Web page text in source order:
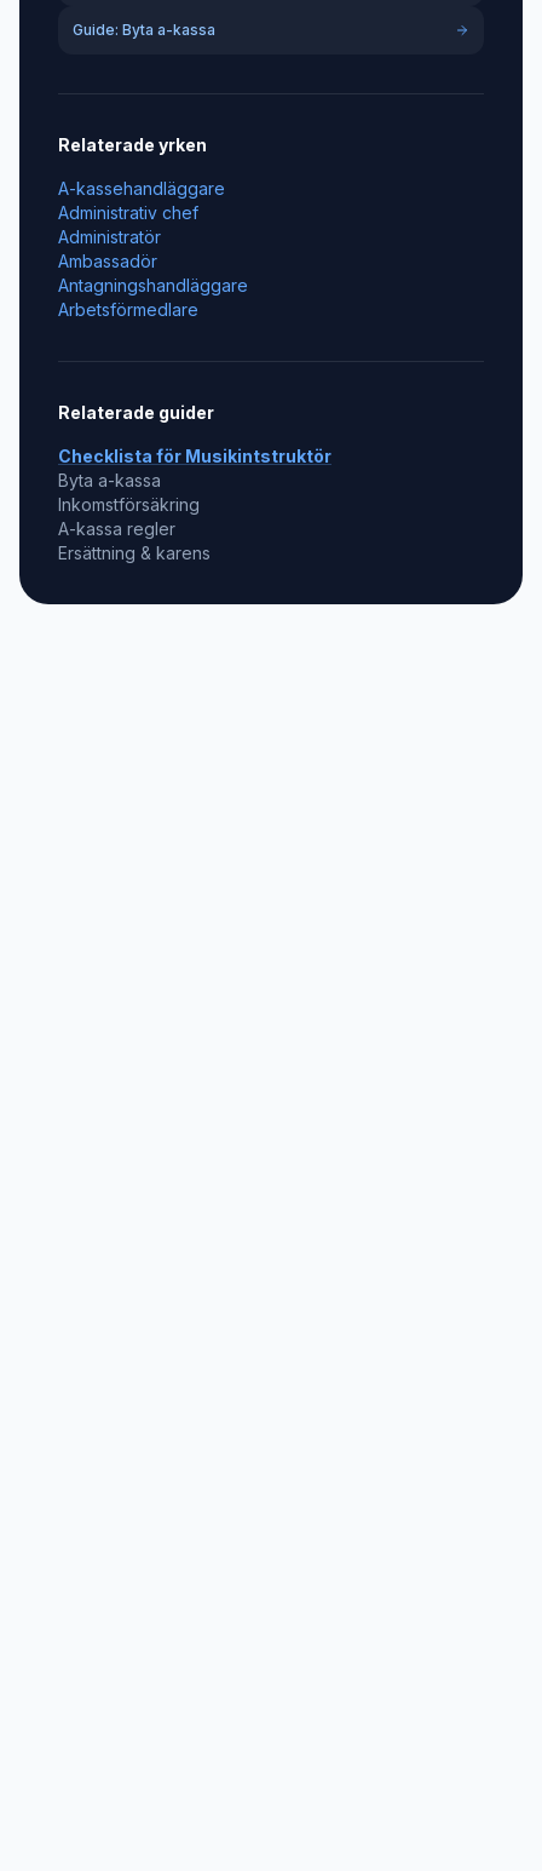
Guide: Byta a-kassa
Relaterade yrken
A-kassehandläggare
Administrativ chef
Administratör
Ambassadör
Antagningshandläggare
Arbetsförmedlare
Relaterade guider
Checklista för Musikintstruktör
Byta a-kassa
Inkomstförsäkring
A-kassa regler
Ersättning & karens